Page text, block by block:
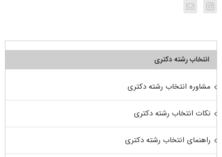
انتخاب رشته دکتری
مشاوره انتخاب رشته دکتری
نکات انتخاب رشته دکتری
راهنمای انتخاب رشته دکتری